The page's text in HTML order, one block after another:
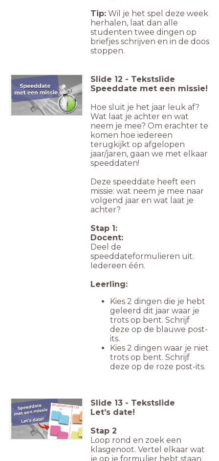
Tip: Wil je het spel deze week
herhalen, laat dan alle
studenten twee dingen op
briefjes schrijven en in de doos
stoppen.
Slide 12 - Tekstslide
Speeddate met een missie!
Hoe sluit je het jaar leuk af?
Wat laat je achter en wat
neem je mee? Om erachter te
komen hoe iedereen
terugkijkt op afgelopen
jaar/jaren, gaan we met elkaar
speeddaten!
Deze speeddate heeft een
missie: wat neem je mee naar
volgend jaar en wat laat je
achter?
Stap 1:
Docent:
Deel de
speeddateformulieren uit.
Iedereen één.
Leerling:
Kies 2 dingen die je hebt
geleerd dit jaar waar je
trots op bent. Schrijf
deze op de blauwe post-
its.
Kies 2 dingen waar je niet
trots op bent. Schrijf
deze op de roze post-its.
Slide 13 - Tekstslide
Let’s date!
Stap 2
Loop rond en zoek een
klasgenoot. Vertel elkaar wat
je op je formulier hebt staan.